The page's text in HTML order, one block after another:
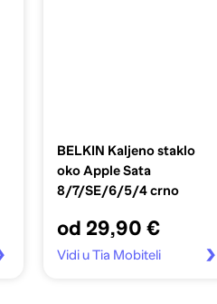
BELKIN Kaljeno staklo
oko Apple Sata
8/7/SE/6/5/4 crno
od 29,90 €
Vidi u Tia Mobiteli